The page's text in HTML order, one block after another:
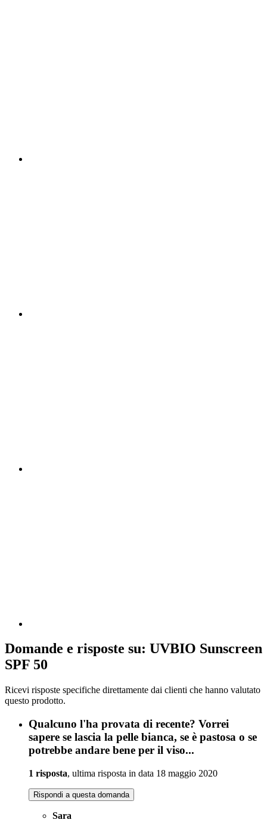
Domande e risposte su: UVBIO Sunscreen
SPF 50
Ricevi risposte specifiche direttamente dai clienti che hanno valutato
questo prodotto.
Qualcuno l'ha provata di recente? Vorrei
sapere se lascia la pelle bianca, se è pastosa o se
potrebbe andare bene per il viso...
1 risposta, ultima risposta in data 18 maggio 2020
Rispondi a questa domanda
Sara